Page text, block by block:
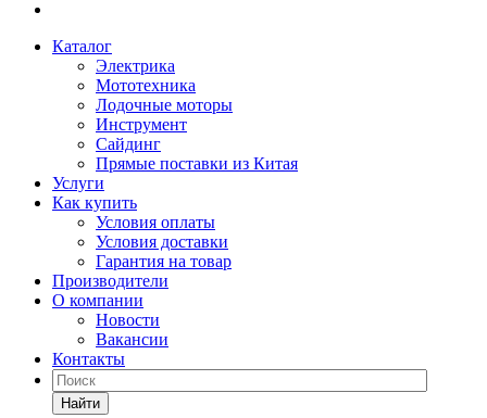
Каталог
Электрика
Мототехника
Лодочные моторы
Инструмент
Сайдинг
Прямые поставки из Китая
Услуги
Как купить
Условия оплаты
Условия доставки
Гарантия на товар
Производители
О компании
Новости
Вакансии
Контакты
Найти